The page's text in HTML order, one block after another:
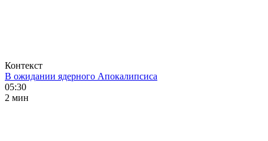
Контекст
В ожидании ядерного Апокалипсиса
05:30
2 мин